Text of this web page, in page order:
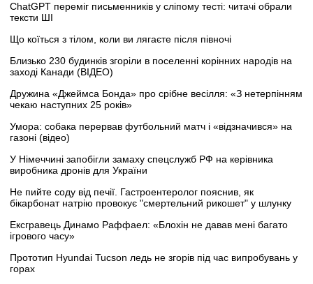
ChatGPT переміг письменників у сліпому тесті: читачі обрали
тексти ШІ
Що коїться з тілом, коли ви лягаєте після півночі
Близько 230 будинків згоріли в поселенні корінних народів на
заході Канади (ВІДЕО)
Дружина «Джеймса Бонда» про срібне весілля: «З нетерпінням
чекаю наступних 25 років»
Умора: собака перервав футбольний матч і «відзначився» на
газоні (відео)
У Німеччині запобігли замаху спецслужб РФ на керівника
виробника дронів для України
Не пийте соду від печії. Гастроентеролог пояснив, як
бікарбонат натрію провокує "смертельний рикошет" у шлунку
Ексгравець Динамо Раффаел: «Блохін не давав мені багато
ігрового часу»
Прототип Hyundai Tucson ледь не згорів під час випробувань у
горах